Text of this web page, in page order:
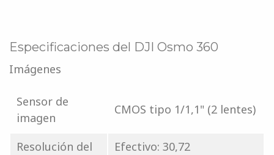
Especificaciones del DJI Osmo 360
Imágenes
Sensor de
imagen
CMOS tipo 1/1,1" (2 lentes)
Resolución del
Efectivo: 30,72